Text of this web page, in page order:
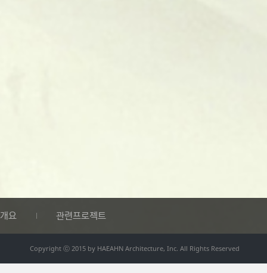
개요 관련프로젝트
Copyright ⓒ 2015 by HAEAHN Architecture, Inc. All Rights Reserved